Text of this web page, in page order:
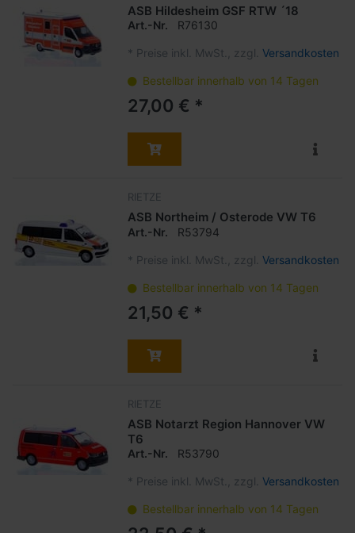
ASB Hildesheim GSF RTW ´18
Art.-Nr. R76130
* Preise inkl. MwSt., zzgl. Versandkosten
Bestellbar innerhalb von 14 Tagen
27,00 € *
RIETZE
ASB Northeim / Osterode VW T6
Art.-Nr. R53794
* Preise inkl. MwSt., zzgl. Versandkosten
Bestellbar innerhalb von 14 Tagen
21,50 € *
RIETZE
ASB Notarzt Region Hannover VW
T6
Art.-Nr. R53790
* Preise inkl. MwSt., zzgl. Versandkosten
Bestellbar innerhalb von 14 Tagen